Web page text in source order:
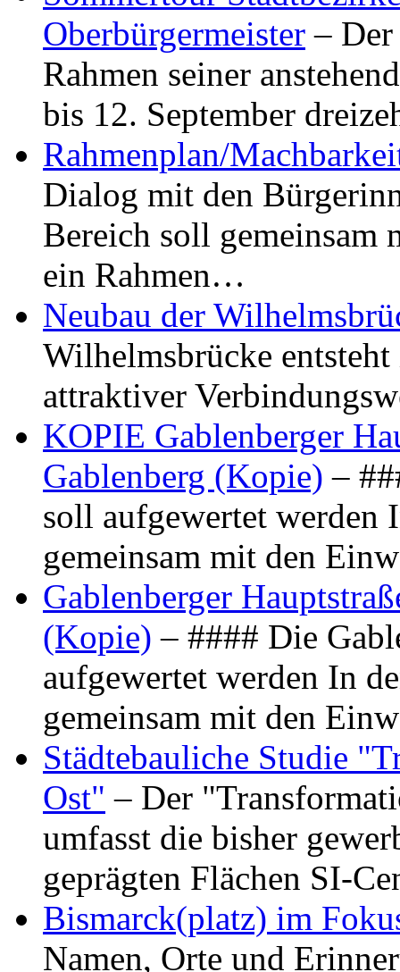
Oberbürgermeister –
Rahmen seiner
bis 12. September
Rahmenplan/
Dialog mit den
Bereich soll gemeinsam
ein Rahmen…
Neubau der
Wilhelmsbrücke
attraktiver
KOPIE Gablenberger
Gablenberg (Kopie) –
soll aufgewertet werden
gemeinsam mit den
Gablenberger
(Kopie) – #### Die
aufgewertet werden In
gemeinsam mit den
Städtebauliche Studie
Ost" – Der
umfasst die bisher
geprägten Flächen SI-
Bismarck(platz) im
Namen, Orte und